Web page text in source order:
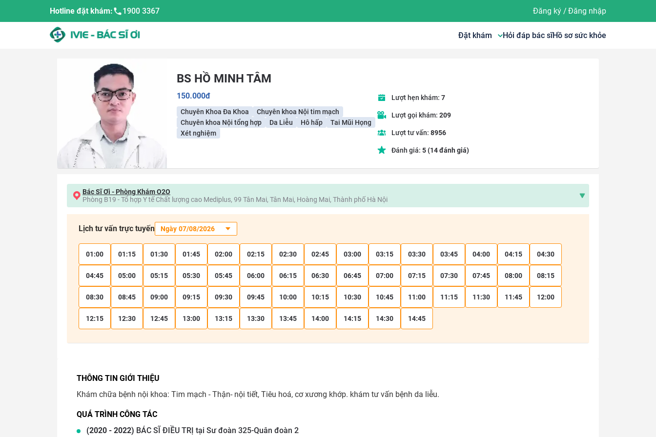
Hotline đặt khám: 1900 3367 Đăng ký/ Đăng nhập
Đặt khám Hỏi đáp bác sĩHồ sơ sức khỏe
BS HỒ MINH TÂM
150.000đ
Chuyên Khoa Đa Khoa
Chuyên khoa Nội tim mạch
Chuyên khoa Nội tổng hợp
Da Liễu Hô hấp
Tai Mũi Họng
Xét nghiệm
Lượt hẹn khám: 7
Lượt gọi khám: 209
Lượt tư vấn: 8956
Đánh giá: 5(14 đánh giá)
Bác Sĩ Ơi - Phòng Khám O2O
Phòng B19 - Tổ hợp Y tế Chất lượng cao Mediplus, 99 Tân Mai, Tân Mai, Hoàng Mai, Thành phố Hà Nội
Lịch tư vấn trực tuyến
01:00 01:15 01:30 01:45 02:00 02:15 02:30 02:45 03:00 03:15 03:30 03:45 04:00 04:15 04:30
04:45 05:00 05:15 05:30 05:45 06:00 06:15 06:30 06:45 07:00 07:15 07:30 07:45 08:00 08:15
08:30 08:45 09:00 09:15 09:30 09:45 10:00 10:15 10:30 10:45 11:00 11:15 11:30 11:45 12:00
12:15 12:30 12:45 13:00 13:15 13:30 13:45 14:00 14:15 14:30 14:45
THÔNG TIN GIỚI THIỆU
Khám chữa bệnh nội khoa: Tim mạch - Thận- nội tiết, Tiêu hoá, cơ xương khớp. khám tư vấn bệnh da liễu.
QUÁ TRÌNH CÔNG TÁC
(2020 - 2022) BÁC SĨ ĐIỀU TRỊ tại Sư đoàn 325-Quân đoàn 2